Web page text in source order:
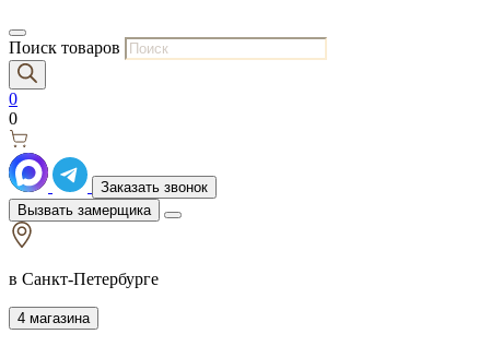
Поиск товаров
0
0
Заказать звонок
Вызвать замерщика
в Санкт-Петербурге
4 магазина